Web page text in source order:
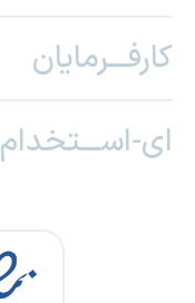
کارفـــرمایان
ای-اســـتخدام